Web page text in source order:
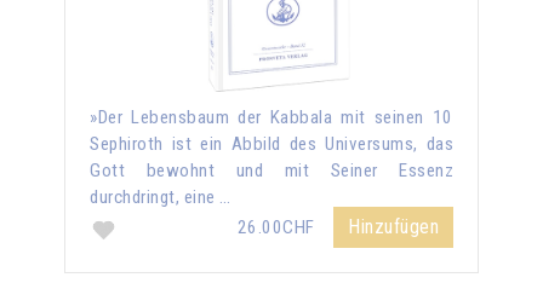
»Der Lebensbaum der Kabbala mit seinen 10
Sephiroth ist ein Abbild des Universums, das
Gott bewohnt und mit Seiner Essenz
durchdringt, eine …
26.00CHF
Hinzufügen